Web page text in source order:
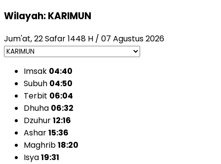
Wilayah: KARIMUN
Jum'at, 22 Safar 1448 H / 07 Agustus 2026
Imsak 04:40
Subuh 04:50
Terbit 06:04
Dhuha 06:32
Dzuhur12:16
Ashar15:36
Maghrib18:20
Isya19:31